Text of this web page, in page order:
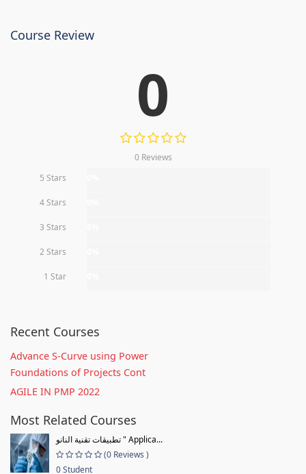
Course Review
0
0 Reviews
5 Stars
4 Stars
3 Stars
2 Stars
1 Star
Recent Courses
Advance S-Curve using Power
Foundations of Projects Cont
AGILE IN PMP 2022
Most Related Courses
تطبيقات تقنية النانو " Applica...
(0 Reviews )
0 Student